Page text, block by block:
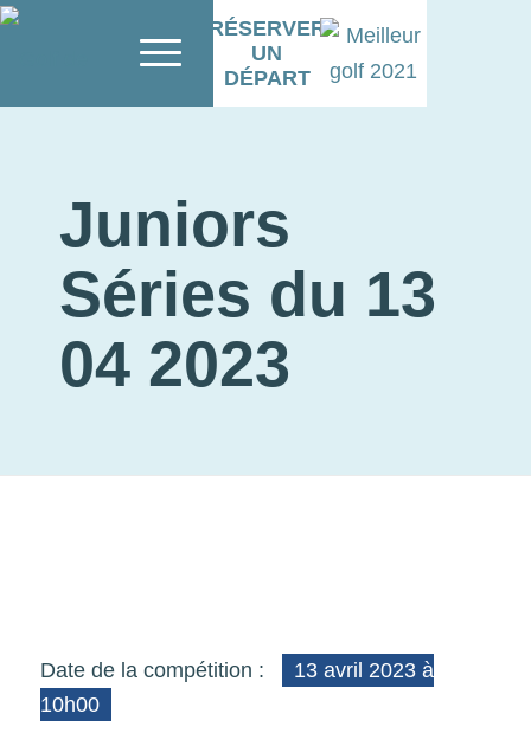
RÉSERVER
UN
DÉPART
Juniors
Séries du 13
04 2023
Date de la compétition :
13 avril 2023 à
10h00